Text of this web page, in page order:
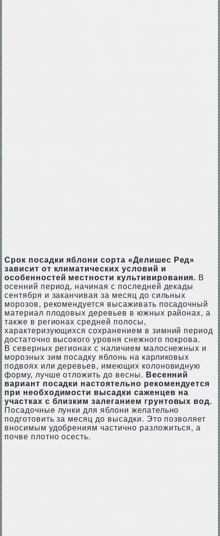
Срок посадки яблони сорта «Делишес Ред»
зависит от климатических условий и
особенностей местности культивирования. В
осенний период, начиная с последней декады
сентября и заканчивая за месяц до сильных
морозов, рекомендуется высаживать посадочный
материал плодовых деревьев в южных районах, а
также в регионах средней полосы,
характеризующихся сохранением в зимний период
достаточно высокого уровня снежного покрова.
В северных регионах с наличием малоснежных и
морозных зим посадку яблонь на карликовых
подвоях или деревьев, имеющих колоновидную
форму, лучше отложить до весны. Весенний
вариант посадки настоятельно рекомендуется
при необходимости высадки саженцев на
участках с близким залеганием грунтовых вод.
Посадочные лунки для яблони желательно
подготовить за месяц до высадки. Это позволяет
вносимым удобрениям частично разложиться, а
почве плотно осесть.